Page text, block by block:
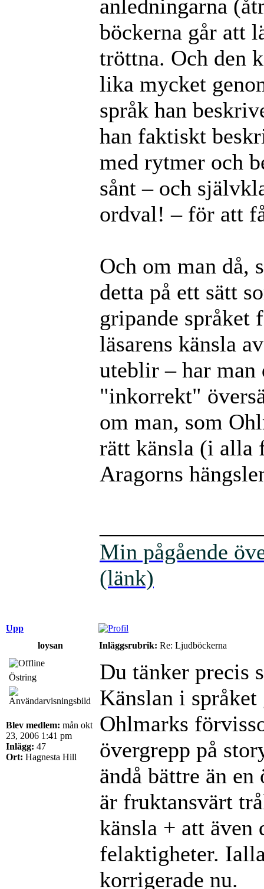
anledningarna
böckerna går att
tröttna. Och den
lika mycket
språk han
han faktiskt
med rytmer och
sånt – och
ordval! – för att
Och om man då,
detta på ett sätt
gripande
läsarens känsla
uteblir – har man
"inkorrekt"
om man, som
rätt känsla (i alla
Aragorns
Min pågående
(länk)
Upp
loysan
Inläggsrubrik: Re: Ljudböckerna
Östring
Blev medlem: mån okt
23, 2006 1:41 pm
Inlägg: 47
Ort: Hagnesta Hill
Du tänker precis
Känslan i
Ohlmarks
övergrepp på
ändå bättre än
är fruktansvärt
känsla + att även
felaktigheter.
korrigerade nu.